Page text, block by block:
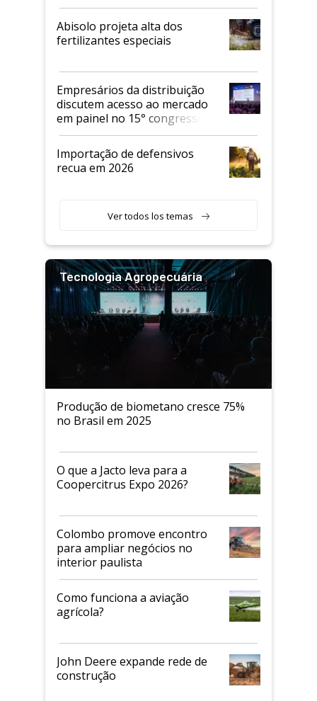
Abisolo projeta alta dos
fertilizantes especiais
Empresários da distribuição
discutem acesso ao mercado
em painel no 15° congresso
Andav
Importação de defensivos
recua em 2026
Ver todos los temas
Tecnologia Agropecuária
Produção de biometano cresce 75%
no Brasil em 2025
O que a Jacto leva para a
Coopercitrus Expo 2026?
Colombo promove encontro
para ampliar negócios no
interior paulista
Como funciona a aviação
agrícola?
John Deere expande rede de
construção